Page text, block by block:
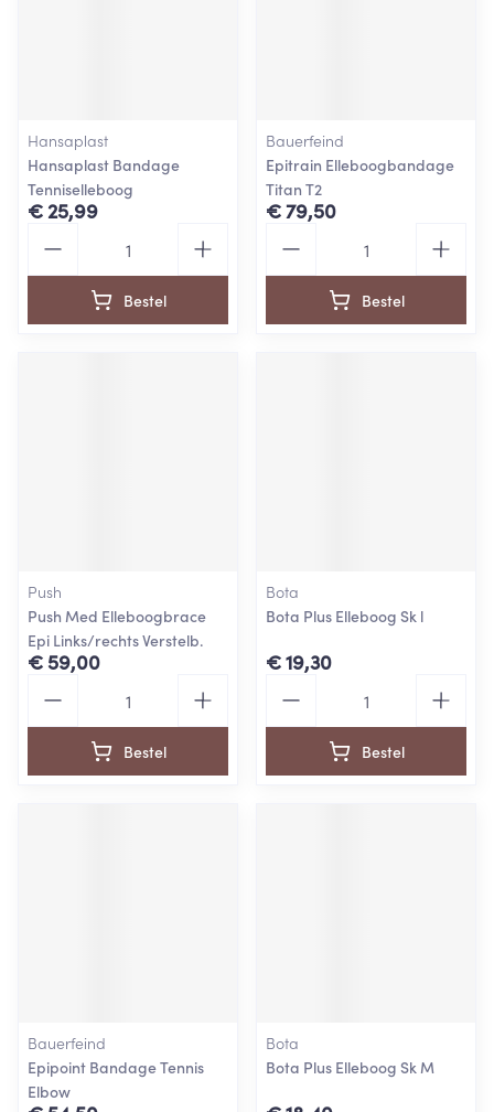
Hansaplast
Hansaplast Bandage
Tenniselleboog
€ 25,99
Bestel
Bauerfeind
Epitrain Elleboogbandage
Titan T2
€ 79,50
Bestel
Push
Push Med Elleboogbrace
Epi Links/rechts Verstelb.
€ 59,00
Bestel
Bota
Bota Plus Elleboog Sk l
€ 19,30
Bestel
Bauerfeind
Epipoint Bandage Tennis
Elbow
Bota
Bota Plus Elleboog Sk M